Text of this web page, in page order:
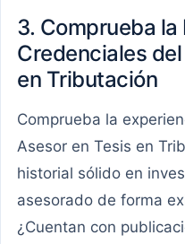
3. Comprueba
Credenciales
en Tributación
Comprueba la
Asesor en Tesis en
historial sólido en
asesorado de forma
¿Cuentan con